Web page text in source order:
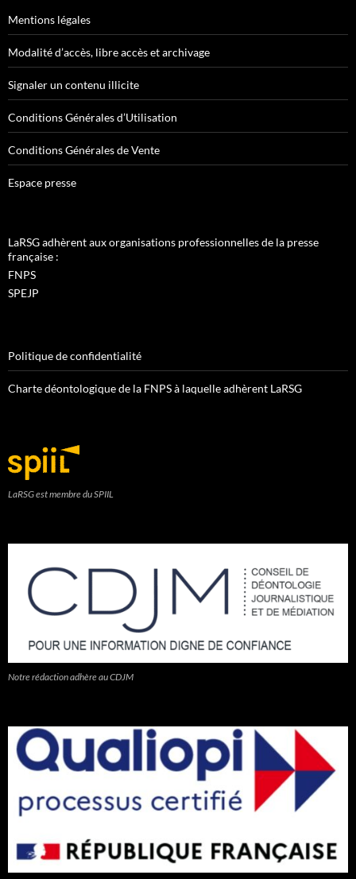
Mentions légales
Modalité d’accès, libre accès et archivage
Signaler un contenu illicite
Conditions Générales d’Utilisation
Conditions Générales de Vente
Espace presse
LaRSG adhèrent aux organisations professionnelles de la presse
française :
FNPS
SPEJP
Politique de confidentialité
Charte déontologique de la FNPS à laquelle adhèrent LaRSG
LaRSG est membre du SPIIL
Notre rédaction adhère au CDJM